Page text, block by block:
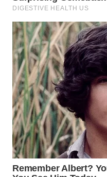
SELEB
WAHANA
PERSONA
WAHANA
OTOMOTIF
WAHANA
HEALTH
WAHANA